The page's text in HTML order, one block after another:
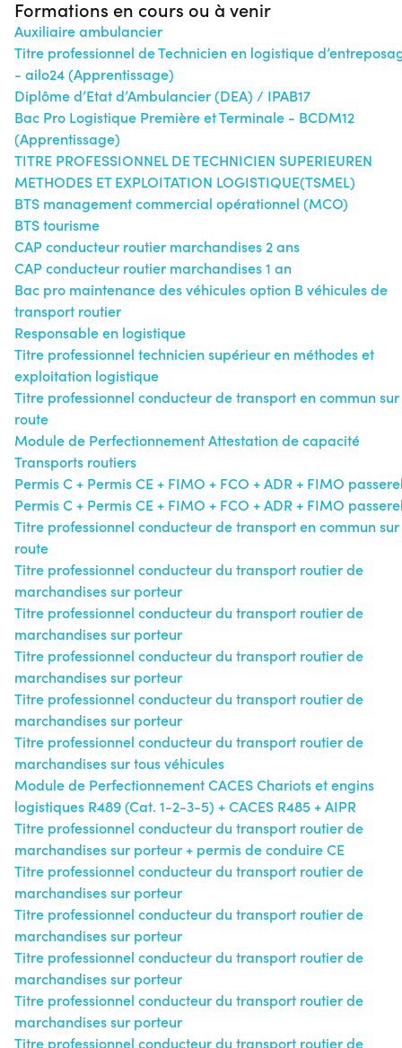
Formations en cours ou à venir
Auxiliaire ambulancier
Titre professionnel de Technicien en logistique
- ailo24 (Apprentissage)
Diplôme d’Etat d’Ambulancier (DEA) / IPAB17
Bac Pro Logistique Première et Terminale - BCDM12
(Apprentissage)
TITRE PROFESSIONNEL DE TECHNICIEN SUPERIEUREN
METHODES ET EXPLOITATION LOGISTIQUE(TSMEL)
BTS management commercial opérationnel (MCO)
BTS tourisme
CAP conducteur routier marchandises 2 ans
CAP conducteur routier marchandises 1 an
Bac pro maintenance des véhicules option B véhicules de
transport routier
Responsable en logistique
Titre professionnel technicien supérieur en méthodes et
exploitation logistique
Titre professionnel conducteur de transport en commun sur
route
Module de Perfectionnement Attestation de capacité
Transports routiers
Permis C + Permis CE + FIMO + FCO + ADR + FIMO
Permis C + Permis CE + FIMO + FCO + ADR + FIMO
Titre professionnel conducteur de transport en commun sur
route
Titre professionnel conducteur du transport routier de
marchandises sur porteur
Titre professionnel conducteur du transport routier de
marchandises sur porteur
Titre professionnel conducteur du transport routier de
marchandises sur porteur
Titre professionnel conducteur du transport routier de
marchandises sur porteur
Titre professionnel conducteur du transport routier de
marchandises sur tous véhicules
Module de Perfectionnement CACES Chariots et engins
logistiques R489 (Cat. 1-2-3-5) + CACES R485 + AIPR
Titre professionnel conducteur du transport routier de
marchandises sur porteur + permis de conduire CE
Titre professionnel conducteur du transport routier de
marchandises sur porteur
Titre professionnel conducteur du transport routier de
marchandises sur porteur
Titre professionnel conducteur du transport routier de
marchandises sur porteur
Titre professionnel conducteur du transport routier de
marchandises sur porteur
Titre professionnel conducteur du transport routier de